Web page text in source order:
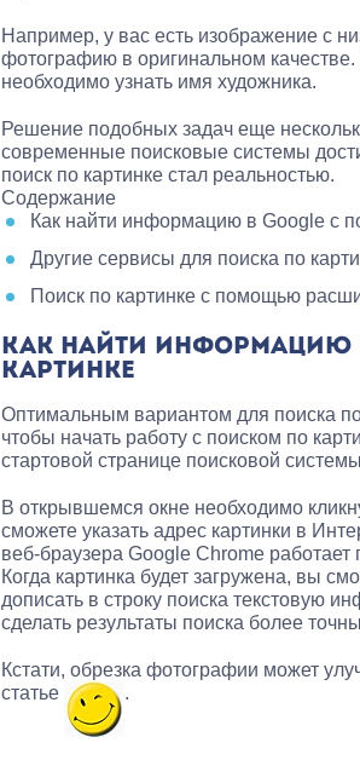
Например, у вас есть изображение с
фотографию в оригинальном
необходимо узнать имя художника.
Решение подобных задач еще
современные поисковые системы
поиск по картинке стал реальностью.
Содержание
Как найти информацию в Google с
Другие сервисы для поиска по
Поиск по картинке с помощью
КАК НАЙТИ ИНФОРМАЦИЮ
КАРТИНКЕ
Оптимальным вариантом для поиска
чтобы начать работу с поиском по
стартовой странице поисковой
В открывшемся окне необходимо
сможете указать адрес картинки в
веб-браузера Google Chrome работает
Когда картинка будет загружена, вы
дописать в строку поиска текстовую
сделать результаты поиска более
Кстати, обрезка фотографии может
статье
.